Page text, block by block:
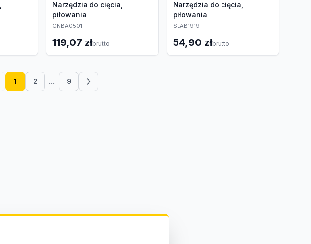
Narzędzia do cięcia,
piłowania
GNBA0501
119,07 złbrutto
Narzędzia do cięcia,
piłowania
SLAB1919
54,90 złbrutto
1 2 ... 9